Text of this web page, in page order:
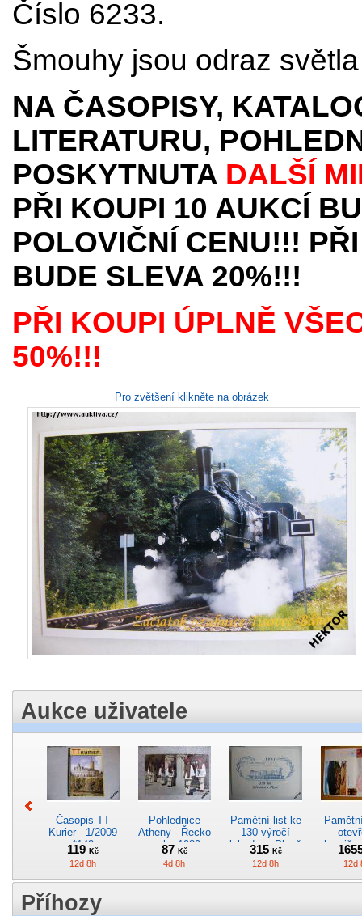
Číslo 6233.
Šmouhy jsou odraz
NA ČASOPISY,
LITERATURU,
POSKYTNUTA DALŠÍ
PŘI KOUPI 10 AUKCÍ
POLOVIČNÍ CENU!!!
BUDE SLEVA 20%!!!
PŘI KOUPI ÚPLNĚ
50%!!!
Pro zvětšení klikněte na obrázek
Aukce uživatele
Časopis TT
Kurier - 1/2009
*142
119Kč
12d 8h
Pohlednice
Atheny - Řecko
z roku 1989.
Nová nepoužitá
*5019
87 Kč
4d 8h
Pamětní list ke
130 výročí
lokodepa Plzeň
*2963
315 Kč
12d 8h 12d
Příhozy